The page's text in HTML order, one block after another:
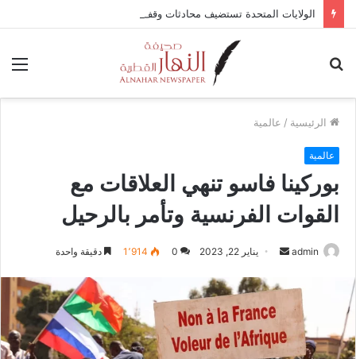
الرئيسية / عالمية
عالمية
بوركينا فاسو تنهي العلاقات مع
القوات الفرنسية وتأمر بالرحيل
admin
س
ل
ر
يناير 22, 2023 0 1٬914 دقيقة واحدة